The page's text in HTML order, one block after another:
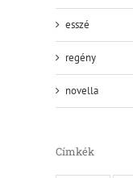
esszé
regény
novella
Címkék